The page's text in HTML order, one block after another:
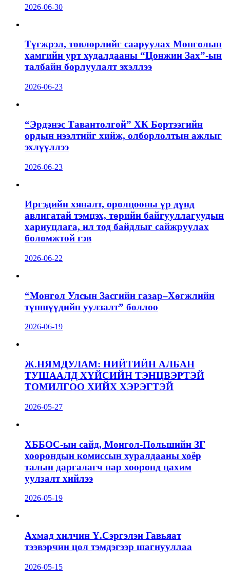
2026-06-30
Түгжрэл, төвлөрлийг сааруулах Монголын
хамгийн урт худалдааны “Цонжин Зах”-ын
талбайн борлуулалт эхэллээ
2026-06-23
“Эрдэнэс Тавантолгой” ХК Бортээгийн
ордын нээлтийг хийж, олборлолтын ажлыг
эхлүүллээ
2026-06-23
Иргэдийн хяналт, оролцооны үр дүнд
авлигатай тэмцэх, төрийн байгууллагуудын
хариуцлага, ил тод байдлыг сайжруулах
боломжтой гэв
2026-06-22
“Монгол Улсын Засгийн газар–Хөгжлийн
түншүүдийн уулзалт” боллоо
2026-06-19
Ж.НЯМДУЛАМ: НИЙТИЙН АЛБАН
ТУШААЛД ХҮЙСИЙН ТЭНЦВЭРТЭЙ
ТОМИЛГОО ХИЙХ ХЭРЭГТЭЙ
2026-05-27
ХББОС-ын сайд, Монгол-Польшийн ЗГ
хоорондын комиссын хуралдааны хоёр
талын даргалагч нар хооронд цахим
уулзалт хийлээ
2026-05-19
Ахмад хилчин Ү.Сэргэлэн Гавьяат
тээвэрчин цол тэмдэгээр шагнууллаа
2026-05-15